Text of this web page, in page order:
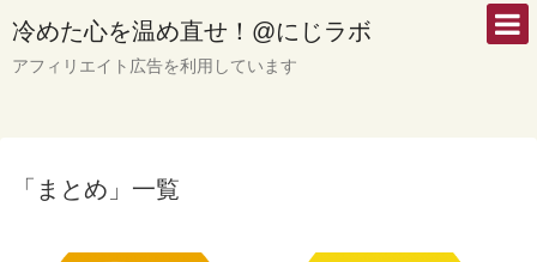
冷めた心を温め直せ！@にじラボ
アフィリエイト広告を利用しています
「 まとめ 」 一覧